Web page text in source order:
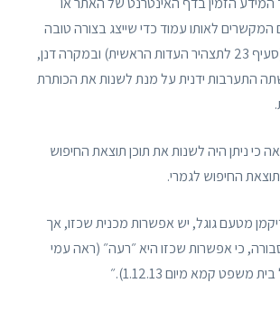
המקשרים לאותו עמוד כדי שייצג בצורה טובה
יותר את הכותרת (סעיף 23 לתצהיר העדות הראשית) ובמקרה דנן,
התערבות ידנית על מנת לשנות את הכותרת
כי ניתן היה לשנות את תוכן תוצאת החיפוש
החיפוש לגמרי.
מטעם גוגל, יש אפשרות מכנית שכזו, אך
כי אפשרות שכזו היא ״רעה״ (ראה עמי